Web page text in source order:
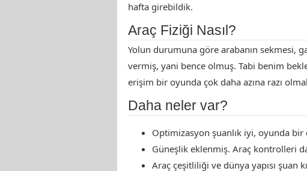
hafta girebildik.
Araç Fiziği Nasıl?
Yolun durumuna göre arabanın sekmesi,
vermiş, yani bence olmuş. Tabi benim
erişim bir oyunda çok daha azına razı
Daha neler var?
Optimizasyon şuanlık iyi, oyunda
Güneşlik eklenmiş. Araç kontrolleri
Araç çeşitliliği ve dünya yapısı şuan